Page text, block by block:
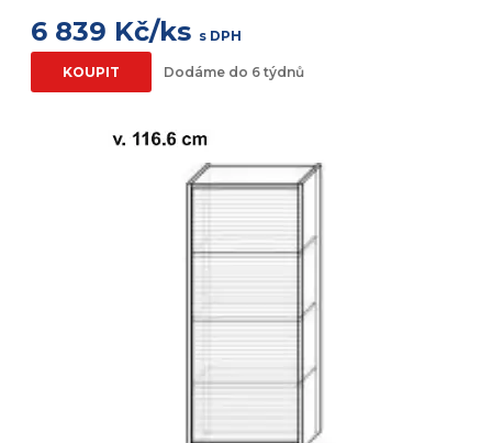
6 839 Kč/ks s DPH
KOUPIT Dodáme do 6 týdnů